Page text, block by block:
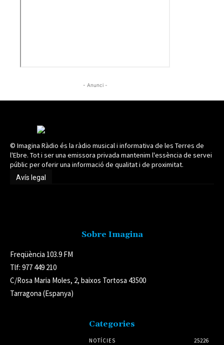
- Anunci -
© Imagina Ràdio és la ràdio musical i informativa de les Terres de
l'Ebre. Tot i ser una emissora privada mantenim l'essència de servei
públic per oferir una informació de qualitat i de proximitat.
Avís legal
Sobre Imagina
Freqüència 103.9 FM
Tlf: 977 449 210
C/Rosa Maria Moles, 2, baixos Tortosa 43500
Tarragona (Espanya)
Categories
NOTÍCIES
25226